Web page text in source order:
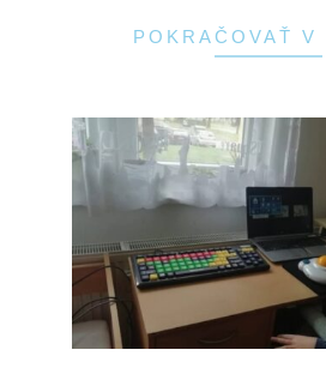
POKRAČOVAŤ V